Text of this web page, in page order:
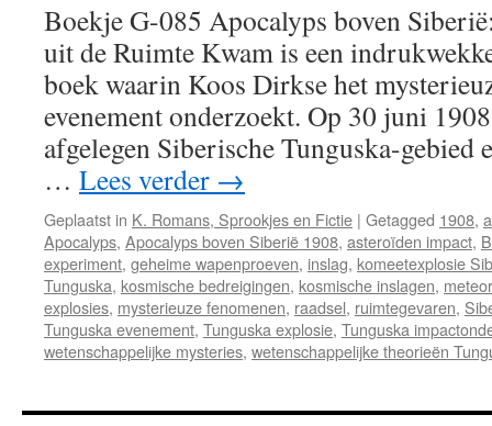
Boekje G-085 Apocalyps boven
uit de Ruimte Kwam is een
boek waarin Koos Dirkse het
evenement onderzoekt. Op 30 juni
afgelegen Siberische Tunguska-gebied
… Lees verder →
Geplaatst in K. Romans, Sprookjes en Fictie | Getagged 1908,
Apocalyps, Apocalyps boven Siberië 1908, asteroïden impact,
experiment, geheime wapenproeven, inslag, komeetexplosie
Tunguska, kosmische bedreigingen, kosmische inslagen,
explosies, mysterieuze fenomenen, raadsel, ruimtegevaren,
Tunguska evenement, Tunguska explosie, Tunguska
wetenschappelijke mysteries, wetenschappelijke theorieën